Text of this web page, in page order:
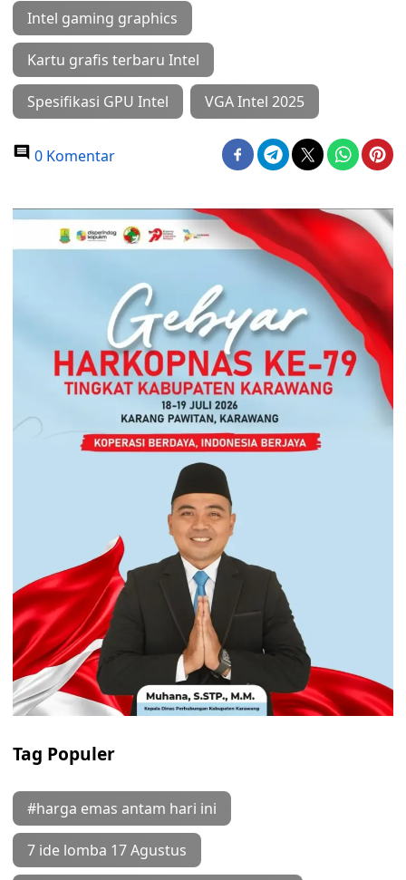
Intel gaming graphics
Kartu grafis terbaru Intel
Spesifikasi GPU Intel VGA Intel 2025
0 Komentar
Tag Populer
#harga emas antam hari ini
7 ide lomba 17 Agustus